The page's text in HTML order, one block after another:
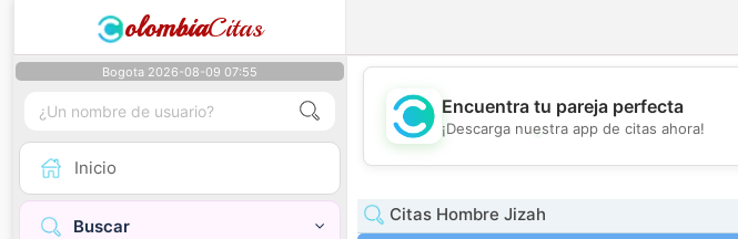
olombiaCitas
Bogota 2026-08-09 07:55
Inicio
Buscar
💖
Encuentra tu pareja perfecta
¡Descarga nuestra app de citas ahora!
Citas Hombre Jizah